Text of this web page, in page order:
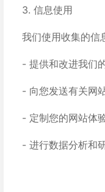
3. 信息使用
我们使用收集的信
- 提供和改进我们
- 向您发送有关网
- 定制您的网站体验
- 进行数据分析和